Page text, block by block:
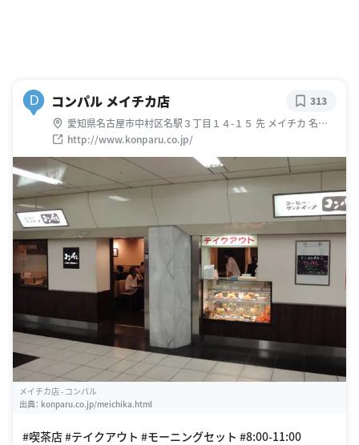
D コンパル メイチカ店
愛知県名古屋市中村区名駅３丁目１４-１５ 先 メイチカ 名駅
地下街
http://www.konparu.co.jp/
313
メイチカ店 - コンパル
出典： konparu.co.jp/meichika.html
#喫茶店 #テイクアウト #モーニングセット #8:00-11:00